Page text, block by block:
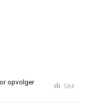
opvolger
584